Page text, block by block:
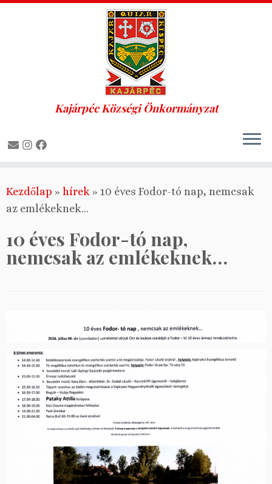
to
content
Kajárpéc Községi Önkormányzat
Kezdőlap » hírek » 10 éves Fodor-tó nap, nemcsak
az emlékeknek…
10 éves Fodor-tó nap,
nemcsak az emlékeknek…